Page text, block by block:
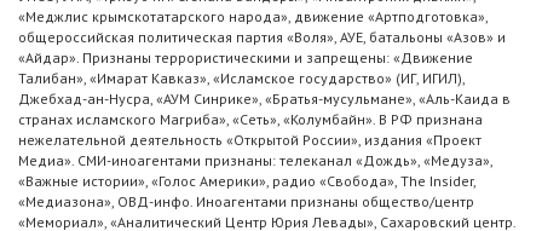
«Меджлис крымскотатарского народа», движение «Артподготовка»,
общероссийская политическая партия «Воля», АУЕ, батальоны «Азов» и
«Айдар». Признаны террористическими и запрещены: «Движение
Талибан», «Имарат Кавказ», «Исламское государство» (ИГ, ИГИЛ),
Джебхад-ан-Нусра, «АУМ Синрике», «Братья-мусульмане», «Аль-Каида в
странах исламского Магриба», «Сеть», «Колумбайн». В РФ признана
нежелательной деятельность «Открытой России», издания «Проект
Медиа». СМИ-иноагентами признаны: телеканал «Дождь», «Медуза»,
«Важные истории», «Голос Америки», радио «Свобода», The Insider,
«Медиазона», ОВД-инфо. Иноагентами признаны общество/центр
«Мемориал», «Аналитический Центр Юрия Левады», Сахаровский центр.